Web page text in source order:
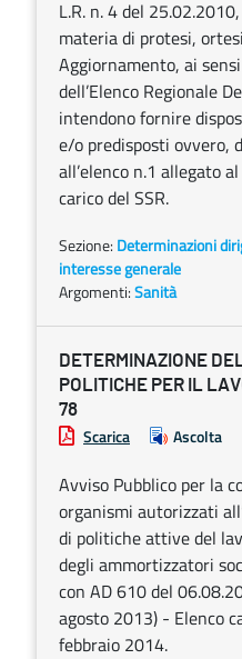
L.R. n. 4 del
materia di protesi,
Aggiornamento, ai
dell’Elenco Regionale
intendono fornire
e/o predisposti ovvero,
all’elenco n.1 allegato
carico del SSR.
Sezione: Determinazioni
interesse generale
Argomenti:Sanità
DETERMINAZIONE
POLITICHE PER IL
78
Scarica Ascolta
Avviso Pubblico per la
organismi autorizzati
di politiche attive del
degli ammortizzatori
con AD 610 del
agosto 2013) - Elenco
febbraio 2014.